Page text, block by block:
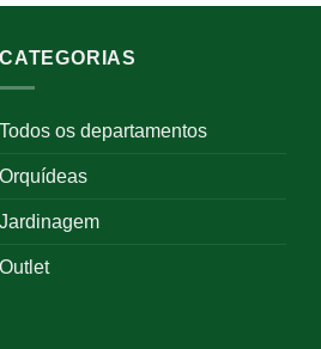
CATEGORIAS
Todos os departamentos
Orquídeas
Jardinagem
Outlet